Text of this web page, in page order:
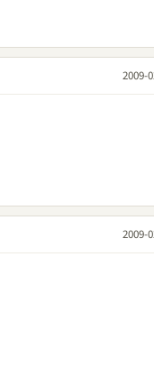
2009-
2009-